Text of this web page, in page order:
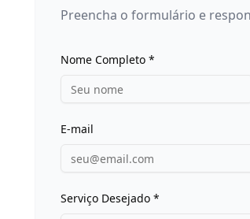
Preencha o formulário e
Nome Completo *
E-mail
Serviço Desejado *